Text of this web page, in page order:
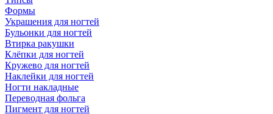
Формы
Украшения для ногтей
Бульонки для ногтей
Втирка ракушки
Клёпки для ногтей
Кружево для ногтей
Наклейки для ногтей
Ногти накладные
Переводная фольга
Пигмент для ногтей